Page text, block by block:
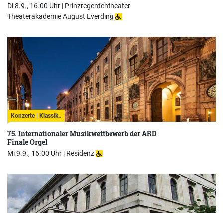
Di 8.9., 16.00 Uhr | Prinzregententheater
Theaterakademie August Everding
Konzerte | Klassik..
75. Internationaler Musikwettbewerb der ARD
Finale Orgel
Mi 9.9., 16.00 Uhr | Residenz